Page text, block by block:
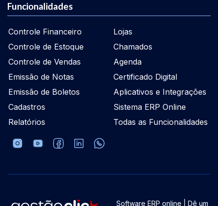
Funcionalidades
Controle Financeiro
Controle de Estoque
Controle de Vendas
Emissão de Notas
Emissão de Boletos
Cadastros
Relatórios
Lojas
Chamados
Agenda
Certificado Digital
Aplicativos e Integrações
Sistema ERP Online
Todas as Funcionalidades
Software ERP online | Dê um